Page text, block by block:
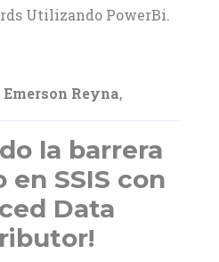
Utilizando PowerBi.
Emerson Reyna,
la barrera
en SSIS con
Data